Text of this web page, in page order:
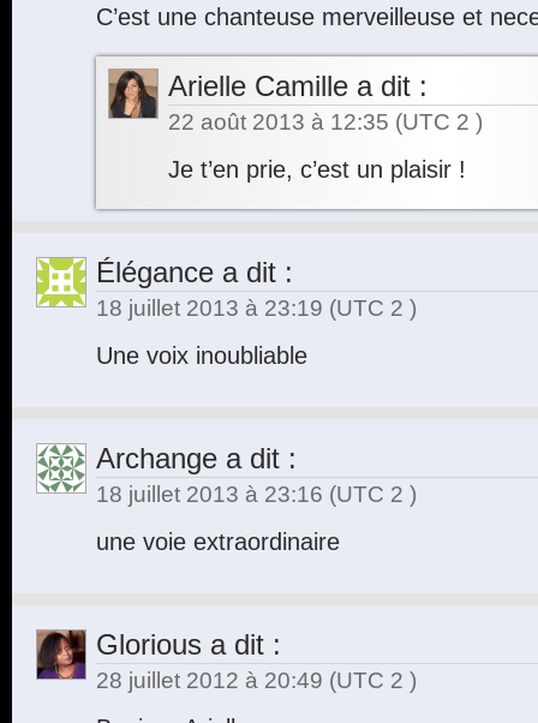
C’est une chanteuse merveilleuse et
Arielle Camille a dit :
22 août 2013 à 12:35 (UTC 2 )
Je t’en prie, c’est un plaisir !
Élégance a dit :
18 juillet 2013 à 23:19 (UTC 2 )
Une voix inoubliable
Archange a dit :
18 juillet 2013 à 23:16 (UTC 2 )
une voie extraordinaire
Glorious a dit :
28 juillet 2012 à 20:49 (UTC 2 )